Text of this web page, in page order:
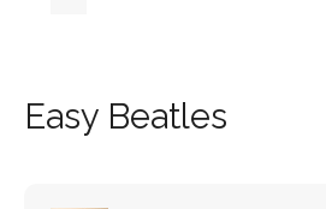
Easy Beatles